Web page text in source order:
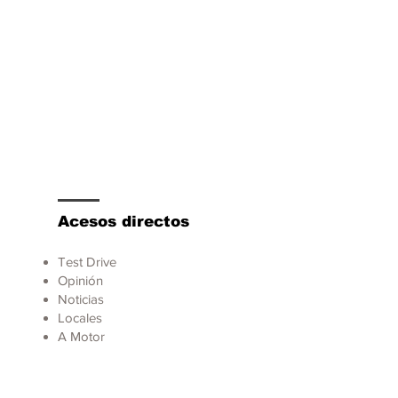
Acesos directos
Test Drive
Opinión
Noticias
Locales
A Motor